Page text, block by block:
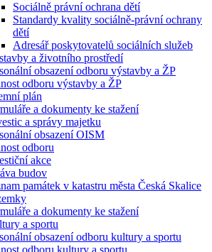
Sociálně právní ochrana dětí
Standardy kvality sociálně-právní ochrany
dětí
Adresář poskytovatelů sociálních služeb
a životního prostředí
obsazení odboru výstavby a ŽP
odboru výstavby a ŽP
plán
a dokumenty ke stažení
a správy majetku
obsazení OISM
odboru
akce
budov
památek v katastru města Česká Skalice
a dokumenty ke stažení
a sportu
obsazení odboru kultury a sportu
odboru kultury a sportu